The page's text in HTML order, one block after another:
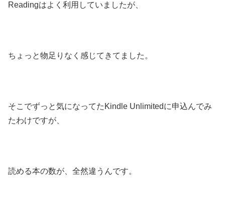
Readingはよく利用していましたが、
ちょっと物足りなく感じてきてました。
そこでずっと気になってたKindle Unlimitedに申込んでみ
たわけですが、
読める本の数が、全然違うんです。